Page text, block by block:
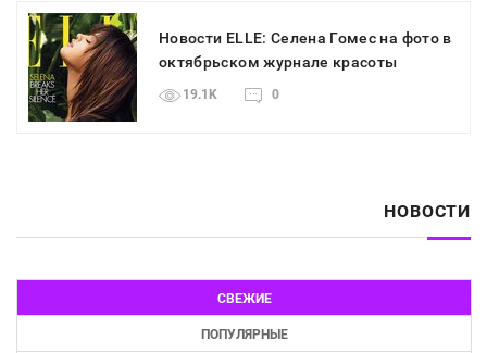
Новости ELLE: Селена Гомес на фото в
октябрьском журнале красоты
19.1K 0
НОВОСТИ
СВЕЖИЕ
ПОПУЛЯРНЫЕ